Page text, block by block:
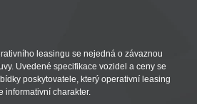
leasingu se nejedná o závaznou
Uvedené specifikace vozidel a ceny se
poskytovatele, který operativní leasing
informativní charakter.